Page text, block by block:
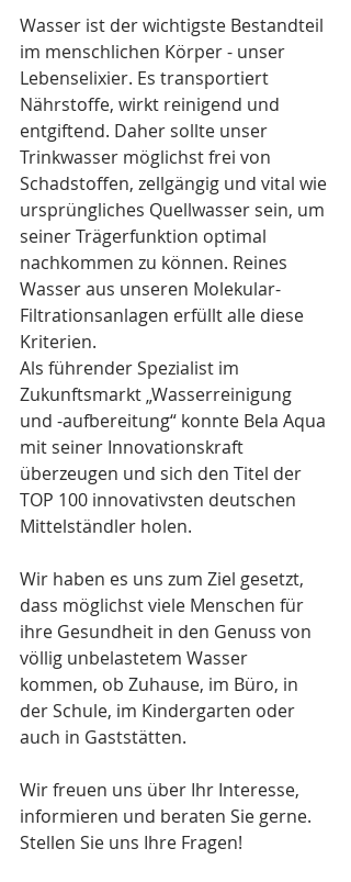
Wasser ist der wichtigste Bestandteil
im menschlichen Körper - unser
Lebenselixier. Es transportiert
Nährstoffe, wirkt reinigend und
entgiftend. Daher sollte unser
Trinkwasser möglichst frei von
Schadstoffen, zellgängig und vital wie
ursprüngliches Quellwasser sein, um
seiner Trägerfunktion optimal
nachkommen zu können. Reines
Wasser aus unseren Molekular-
Filtrationsanlagen erfüllt alle diese
Kriterien.
Als führender Spezialist im
Zukunftsmarkt „Wasserreinigung
und -aufbereitung“ konnte Bela Aqua
mit seiner Innovationskraft
überzeugen und sich den Titel der
TOP 100 innovativsten deutschen
Mittelständler holen.
Wir haben es uns zum Ziel gesetzt,
dass möglichst viele Menschen für
ihre Gesundheit in den Genuss von
völlig unbelastetem Wasser
kommen, ob Zuhause, im Büro, in
der Schule, im Kindergarten oder
auch in Gaststätten.
Wir freuen uns über Ihr Interesse,
informieren und beraten Sie gerne.
Stellen Sie uns Ihre Fragen!